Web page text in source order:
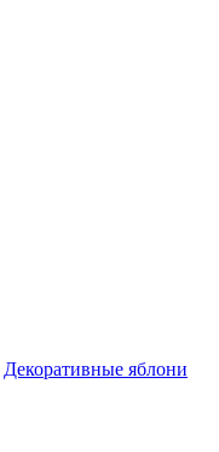
Декоративные яблони